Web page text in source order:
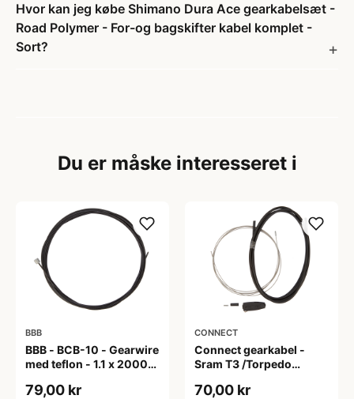
Hvor kan jeg købe Shimano Dura Ace gearkabelsæt -
Road Polymer - For-og bagskifter kabel komplet -
Sort?
Du er måske interesseret i
BBB
BBB - BCB-10 - Gearwire
med teflon - 1.1 x 2000
79,00 kr
CONNECT
Connect gearkabel -
Sram T3 /Torpedo
70,00 kr